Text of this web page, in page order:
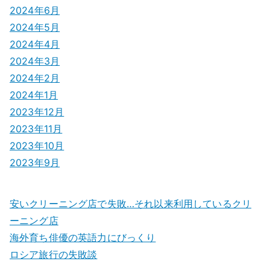
2024年6月
2024年5月
2024年4月
2024年3月
2024年2月
2024年1月
2023年12月
2023年11月
2023年10月
2023年9月
安いクリーニング店で失敗…それ以来利用しているクリ
ーニング店
海外育ち俳優の英語力にびっくり
ロシア旅行の失敗談